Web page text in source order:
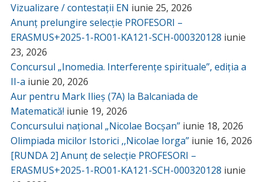
Vizualizare / contestații EN iunie 25, 2026
Anunț prelungire selecție PROFESORI –
ERASMUS+2025-1-RO01-KA121-SCH-000320128 iunie
23, 2026
Concursul „Inomedia. Interferențe spirituale”, ediția a
II-a iunie 20, 2026
Aur pentru Mark Ilieș (7A) la Balcaniada de
Matematică! iunie 19, 2026
Concursului național „Nicolae Bocșan” iunie 18, 2026
Olimpiada micilor Istorici ,,Nicolae Iorga” iunie 16, 2026
[RUNDA 2] Anunț de selecție PROFESORI –
ERASMUS+2025-1-RO01-KA121-SCH-000320128 iunie